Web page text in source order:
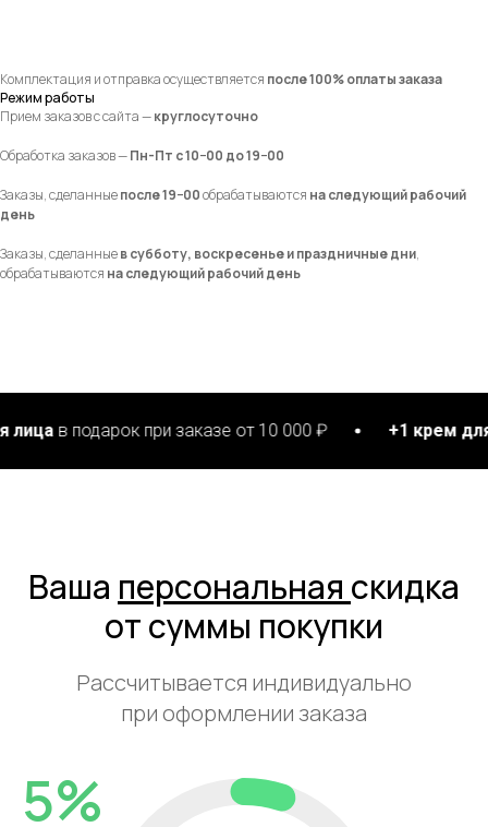
Комплектация и отправка осуществляется после 100% оплаты заказа
Режим работы
Прием заказов с сайта —круглосуточно
Обработка заказов —Пн-Пт с 10−00 до 19−00
Заказы, сделанныепосле 19−00обрабатываются на следующий рабочий
день
Заказы, сделанныев субботу, воскресенье и праздничные дни,
обрабатываются на следующий рабочий день
подарок при заказе от 10 000 ₽ +1 крем для рукв
Ваша персональная скидка
от суммы покупки
Рассчитывается индивидуально
при оформлении заказа
5%